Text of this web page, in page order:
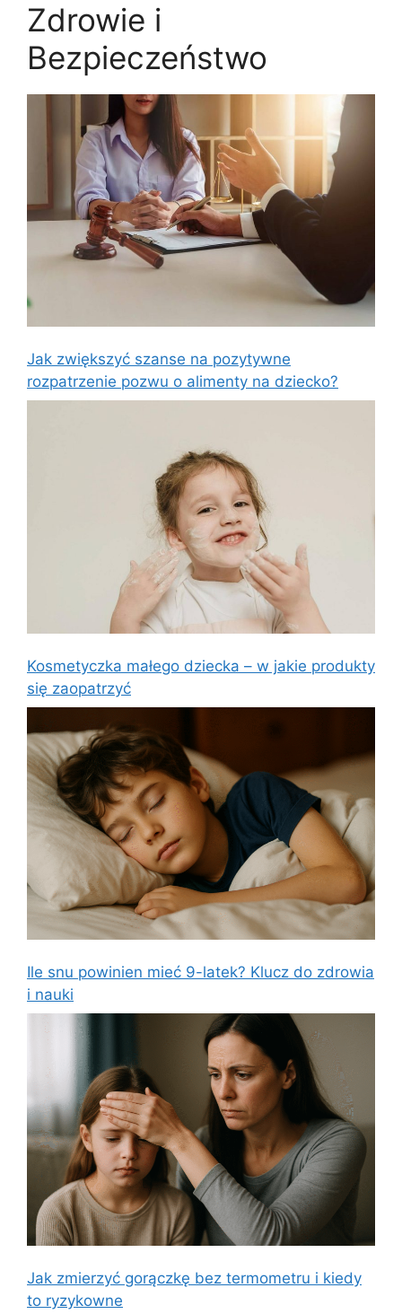
Zdrowie i
Bezpieczeństwo
Jak zwiększyć szanse na pozytywne
rozpatrzenie pozwu o alimenty na dziecko?
Kosmetyczka małego dziecka – w jakie produkty
się zaopatrzyć
Ile snu powinien mieć 9-latek? Klucz do zdrowia
i nauki
Jak zmierzyć gorączkę bez termometru i kiedy
to ryzykowne